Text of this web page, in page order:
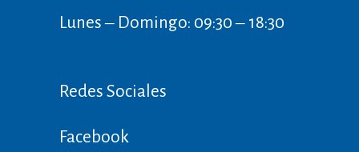
Lunes ‒ Domingo: 09:30 ‒ 18:30
Redes Sociales
Facebook